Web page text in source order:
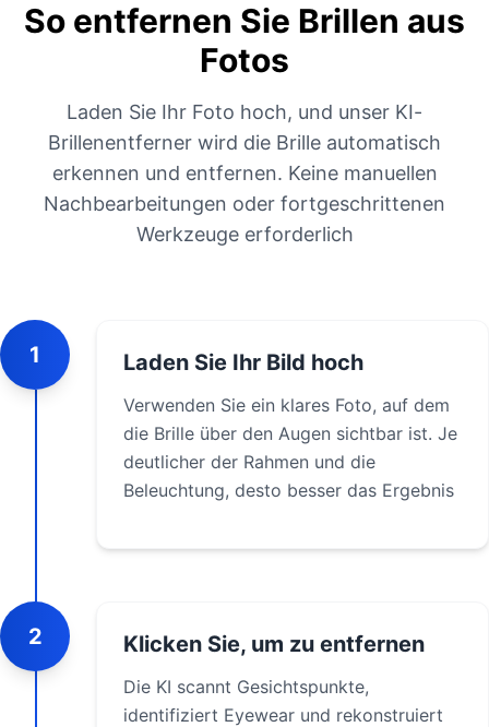
So entfernen Sie Brillen aus
Fotos
Laden Sie Ihr Foto hoch, und unser KI-
Brillenentferner wird die Brille automatisch
erkennen und entfernen. Keine manuellen
Nachbearbeitungen oder fortgeschrittenen
Werkzeuge erforderlich
1 Laden Sie Ihr Bild hoch
Verwenden Sie ein klares Foto, auf dem
die Brille über den Augen sichtbar ist. Je
deutlicher der Rahmen und die
Beleuchtung, desto besser das Ergebnis
2 Klicken Sie, um zu entfernen
Die KI scannt Gesichtspunkte,
identifiziert Eyewear und rekonstruiert